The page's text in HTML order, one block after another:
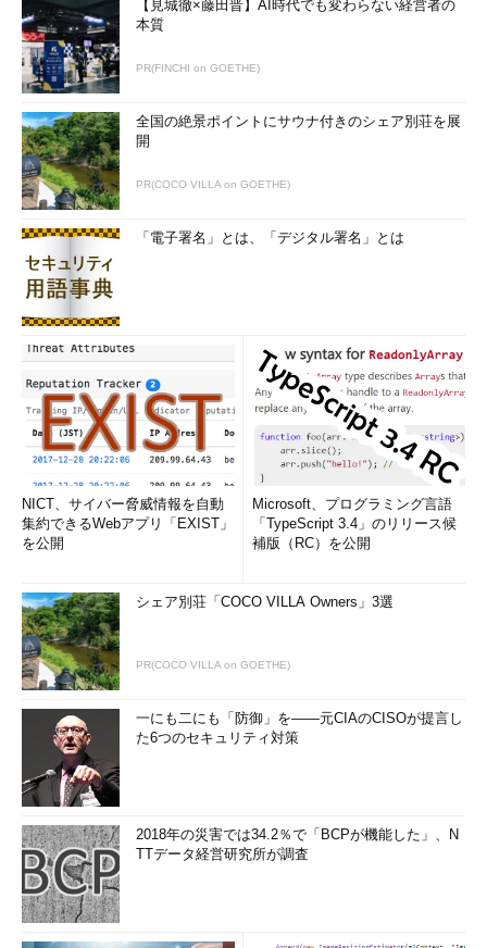
【見城徹×藤田晋】AI時代でも変わらない経営者の
本質
PR(FINCHI on GOETHE)
全国の絶景ポイントにサウナ付きのシェア別荘を展
開
PR(COCO VILLA on GOETHE)
「電子署名」とは、「デジタル署名」とは
NICT、サイバー脅威情報を自動
集約できるWebアプリ「EXIST」
を公開
Microsoft、プログラミング言語
「TypeScript 3.4」のリリース候
補版（RC）を公開
シェア別荘「COCO VILLA Owners」3選
PR(COCO VILLA on GOETHE)
一にも二にも「防御」を――元CIAのCISOが提言し
た6つのセキュリティ対策
2018年の災害では34.2％で「BCPが機能した」、N
TTデータ経営研究所が調査